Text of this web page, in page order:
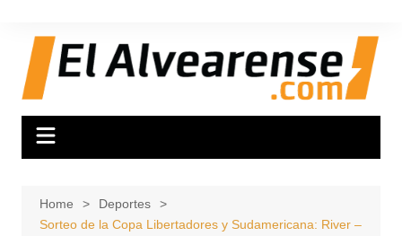
content
Home
Deportes
Sorteo de la Copa Libertadores y Sudamericana: River –